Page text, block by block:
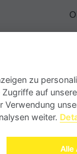
zu
auf
weiter.
Alle